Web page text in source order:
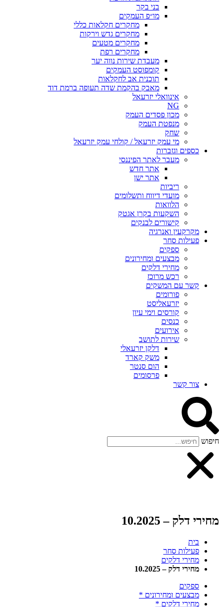
בני בקר
מו״פ העמקים
מחקרים חקלאות כללי
מחקרים גדש וירקות
מחקרים מטעים
מחקרים רפת
מעבדת שירות נווה יער
קומפוסט העמקים
תוכנית אב לחקלאות
מאבק בהקמת שדה תעופה ברמת דוד
אינוואלי יזרעאל
NG
מכון פסדים העמק
מנפטת העמק
שחק
מי עמק יזרעאל / קולחי עמק יזרעאל
כספים וגזברות
מעבר לאתר הפיננסי
אתר חדש
אתר ישן
ריביות
מועדי דיווח ותשלומים
הלוואות
השקעות בקרן אגטק
קישורים לבנקים
מקרקעין ואנרגיה
פעילות סחר
ספקים
מבצעים ומחירונים
מחירי דלקים
רכש מרוכז
קשר עם המשקים
פורומים
יזרעאליסט
קורסים וימי עיון
כנסים
אירועים
שירות לתושב
דלקן יזרעאלי
משק קארד
הום סנטר
פרסומים
צור קשר
חיפוש
מחירי דלק – 10.2025
בית
פעילות סחר
מחירי דלקים
מחירי דלק – 10.2025
ספקים
מבצעים ומחירונים *
מחירי דלקים *